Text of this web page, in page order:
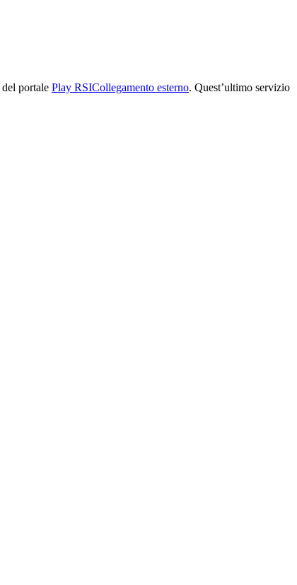
del portale Play RSICollegamento esterno. Quest’ultimo servizio